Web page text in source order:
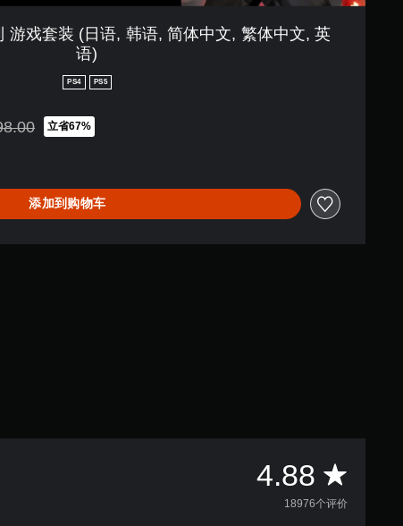
游戏套装 (日语, 韩语, 简体中文, 繁体中文, 英
语)
PS4 PS5
折扣优惠
立省67%
添加到购物车
4.88 平
均
18976个评价